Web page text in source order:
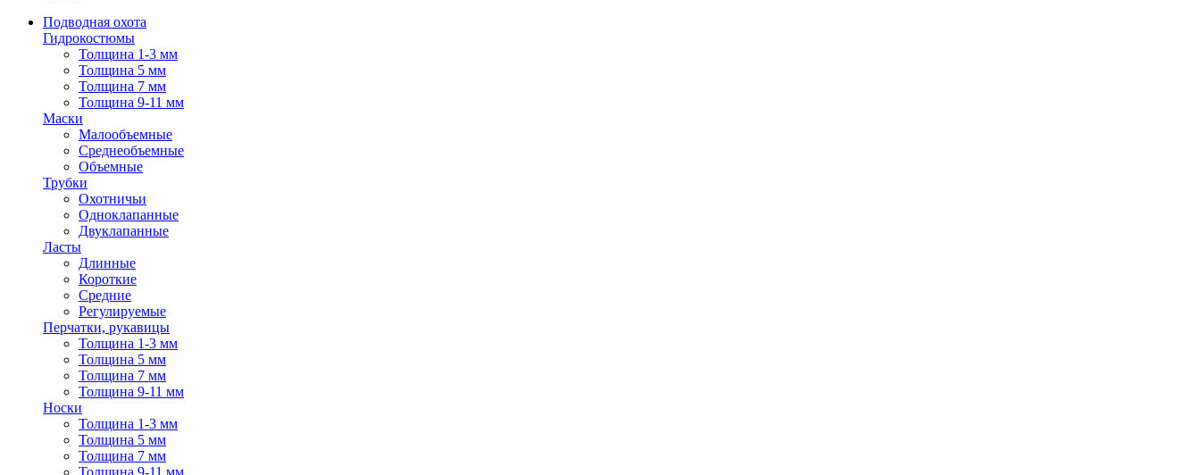
Подводная охота
Гидрокостюмы
Толщина 1-3 мм
Толщина 5 мм
Толщина 7 мм
Толщина 9-11 мм
Маски
Малообъемные
Среднеобъемные
Объемные
Трубки
Охотничьи
Одноклапанные
Двуклапанные
Ласты
Длинные
Короткие
Средние
Регулируемые
Перчатки, рукавицы
Толщина 1-3 мм
Толщина 5 мм
Толщина 7 мм
Толщина 9-11 мм
Носки
Толщина 1-3 мм
Толщина 5 мм
Толщина 7 мм
Толщина 9-11 мм